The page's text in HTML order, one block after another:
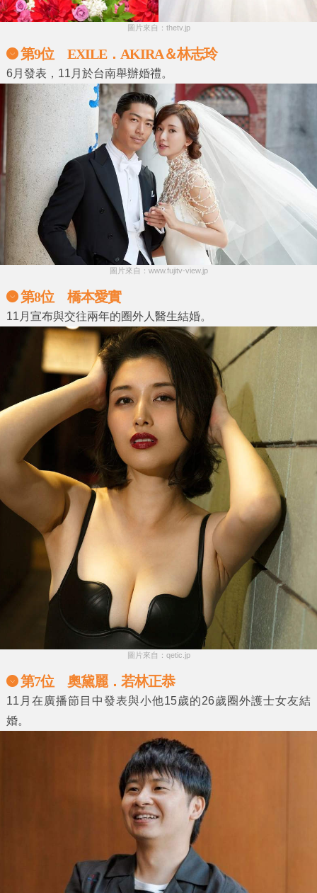
圖片來自：thetv.jp
第9位 EXILE．AKIRA＆林志玲
6月發表，11月於台南舉辦婚禮。
圖片來自：www.fujitv-view.jp
第8位 橋本愛實
11月宣布與交往兩年的圈外人醫生結婚。
圖片來自：qetic.jp
第7位 奧黛麗．若林正恭
11月在廣播節目中發表與小他15歲的26歲圈外護士女友結
婚。